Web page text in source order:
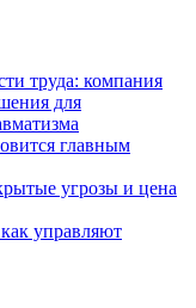
труда: компания
для
главным
угрозы и цена
управляют